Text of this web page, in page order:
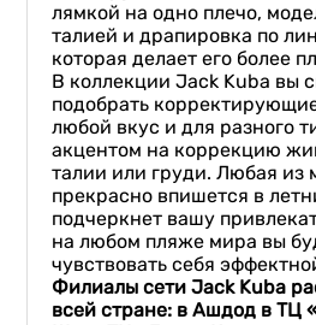
лямкой на одно плечо,
талией и драпировка по
которая делает его более
В коллекции Jack Kuba вы
подобрать
любой вкус и для разного
акцентом на коррекцию
талии или груди. Любая из
прекрасно впишется в
подчеркнет вашу
на любом пляже мира вы
чувствовать себя
Филиалы сетиJack Kuba
всей стране: в Ашдод в ТЦ